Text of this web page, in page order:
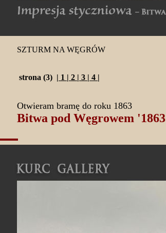
SZTURM NA WĘGRÓW
strona (3) | 1 | 2 | 3 | 4 |
Otwieram bramę do roku 1863
Bitwa pod Węgrowem '1863